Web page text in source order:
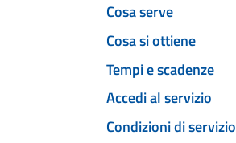
Cosa serve
Cosa si ottiene
Tempi e scadenze
Accedi al servizio
Condizioni di servizio